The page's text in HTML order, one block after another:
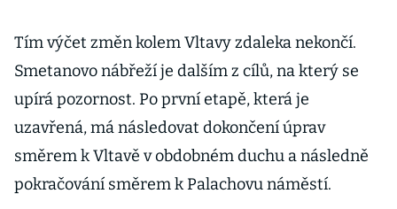
Tím výčet změn kolem Vltavy zdaleka nekončí.
Smetanovo nábřeží je dalším z cílů, na který se
upírá pozornost. Po první etapě, která je
uzavřená, má následovat dokončení úprav
směrem k Vltavě v obdobném duchu a následně
pokračování směrem k Palachovu náměstí.